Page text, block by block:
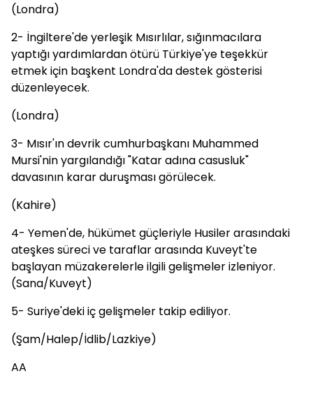
(Londra)
2- İngiltere'de yerleşik Mısırlılar, sığınmacılara
yaptığı yardımlardan ötürü Türkiye'ye teşekkür
etmek için başkent Londra'da destek gösterisi
düzenleyecek.
(Londra)
3- Mısır'ın devrik cumhurbaşkanı Muhammed
Mursi'nin yargılandığı "Katar adına casusluk"
davasının karar duruşması görülecek.
(Kahire)
4- Yemen'de, hükümet güçleriyle Husiler arasındaki
ateşkes süreci ve taraflar arasında Kuveyt'te
başlayan müzakerelerle ilgili gelişmeler izleniyor.
(Sana/Kuveyt)
5- Suriye'deki iç gelişmeler takip ediliyor.
(Şam/Halep/İdlib/Lazkiye)
AA